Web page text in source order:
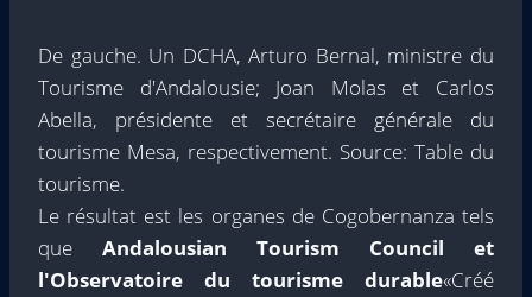
De gauche. Un DCHA, Arturo Bernal, ministre du
Tourisme d'Andalousie; Joan Molas et Carlos
Abella, présidente et secrétaire générale du
tourisme Mesa, respectivement. Source: Table du
tourisme.
Le résultat est les organes de Cogobernanza tels
que Andalousian Tourism Council et
l'Observatoire du tourisme durable«Créé